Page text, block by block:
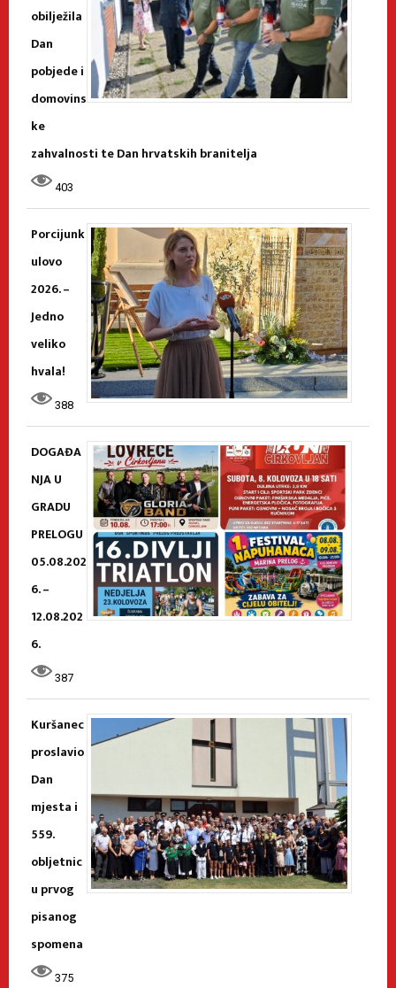
obilježila
Dan
pobjede i
domovins
ke
zahvalnosti te Dan hrvatskih branitelja
403
Porcijunk
ulovo
2026. –
Jedno
veliko
hvala!
388
DOGAĐA
NJA U
GRADU
PRELOGU
05.08.202
6. –
12.08.202
6.
387
Kuršanec
proslavio
Dan
mjesta i
559.
obljetnic
u prvog
pisanog
spomena
375